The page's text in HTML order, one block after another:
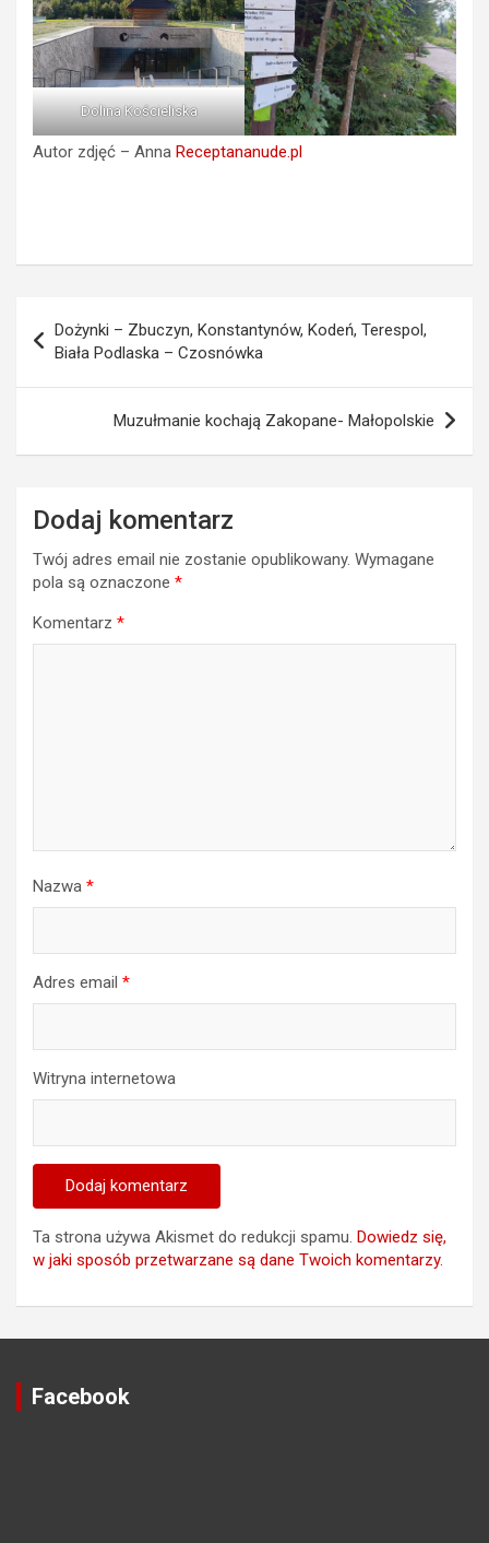
Dolina Kościeliska
Autor zdjęć – Anna Receptananude.pl
wpisu
Dożynki – Zbuczyn, Konstantynów, Kodeń, Terespol,
Biała Podlaska – Czosnówka
Muzułmanie kochają Zakopane- Małopolskie
Dodaj komentarz
Twój adres email nie zostanie opublikowany. Wymagane
pola są oznaczone *
Komentarz *
Nazwa *
Adres email *
Witryna internetowa
Ta strona używa Akismet do redukcji spamu. Dowiedz się,
w jaki sposób przetwarzane są dane Twoich komentarzy.
Facebook